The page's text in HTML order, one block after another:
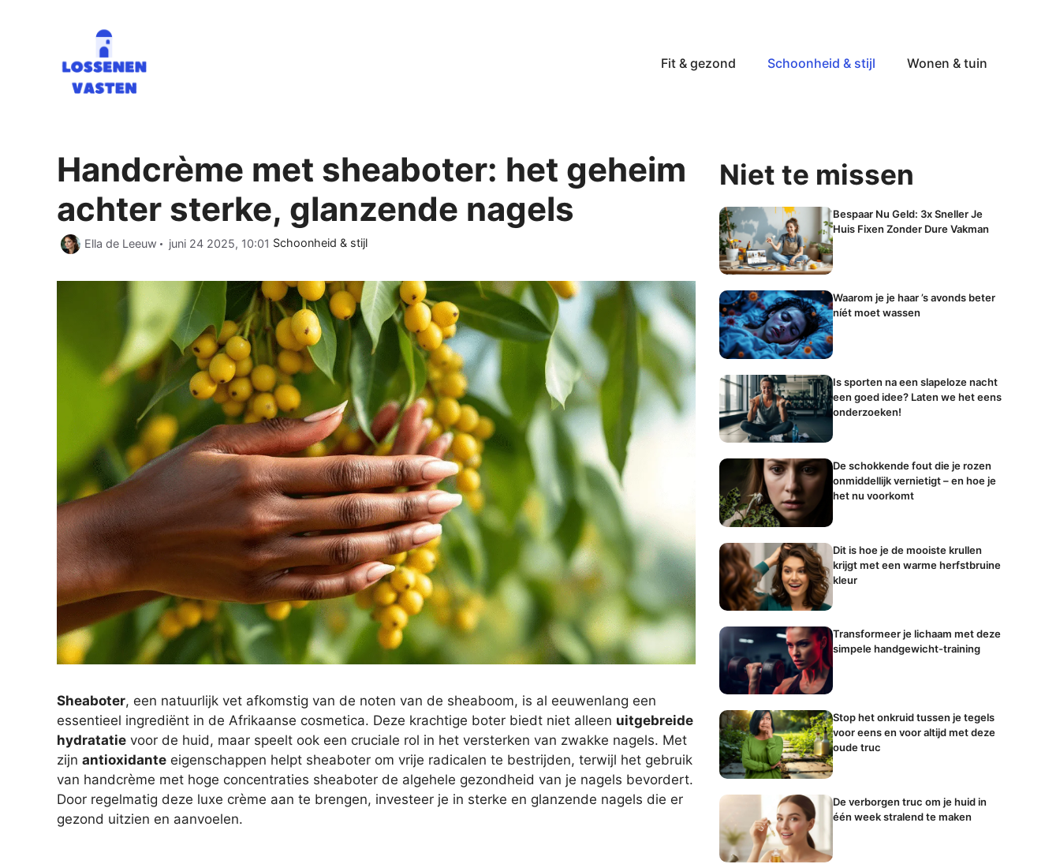
Fit & gezond Schoonheid & stijl Wonen & tuin
Handcrème met sheaboter: het geheim
achter sterke, glanzende nagels
Ella de Leeuw juni 24 2025, 10:01 Categorieën
Schoonheid & stijl
Sheaboter, een natuurlijk vet afkomstig van de noten van de sheaboom, is al eeuwenlang een
essentieel ingrediënt in de Afrikaanse cosmetica. Deze krachtige boter biedt niet alleen uitgebreide
hydratatie voor de huid, maar speelt ook een cruciale rol in het versterken van zwakke nagels. Met
zijn antioxidante eigenschappen helpt sheaboter om vrije radicalen te bestrijden, terwijl het gebruik
van handcrème met hoge concentraties sheaboter de algehele gezondheid van je nagels bevordert.
Door regelmatig deze luxe crème aan te brengen, investeer je in sterke en glanzende nagels die er
gezond uitzien en aanvoelen.
Niet te missen
Bespaar Nu Geld: 3x Sneller Je
Huis Fixen Zonder Dure Vakman
Waarom je je haar ’s avonds beter
níét moet wassen
Is sporten na een slapeloze nacht
een goed idee? Laten we het eens
onderzoeken!
De schokkende fout die je rozen
onmiddellijk vernietigt – en hoe je
het nu voorkomt
Dit is hoe je de mooiste krullen
krijgt met een warme herfstbruine
kleur
Transformeer je lichaam met deze
simpele handgewicht-training
Stop het onkruid tussen je tegels
voor eens en voor altijd met deze
oude truc
De verborgen truc om je huid in
één week stralend te maken